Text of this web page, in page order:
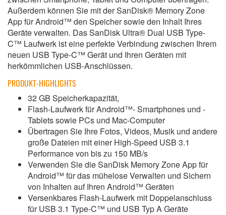
Außerdem können Sie mit der SanDisk® Memory Zone
App für Android™ den Speicher sowie den Inhalt Ihres
Geräte verwalten. Das SanDisk Ultra® Dual USB Type-
C™ Laufwerk ist eine perfekte Verbindung zwischen Ihrem
neuen USB Type-C™ Gerät und Ihren Geräten mit
herkömmlichen USB-Anschlüssen.
PRODUKT-HIGHLIGHTS
32 GB Speicherkapazität,
Flash-Laufwerk für Android™- Smartphones und -
Tablets sowie PCs und Mac-Computer
Übertragen Sie Ihre Fotos, Videos, Musik und andere
große Dateien mit einer High-Speed USB 3.1
Performance von bis zu 150 MB/s
Verwenden Sie die SanDisk Memory Zone App für
Android™ für das mühelose Verwalten und Sichern
von Inhalten auf Ihren Android™ Geräten
Versenkbares Flash-Laufwerk mit Doppelanschluss
für USB 3.1 Type-C™ und USB Typ A Geräte